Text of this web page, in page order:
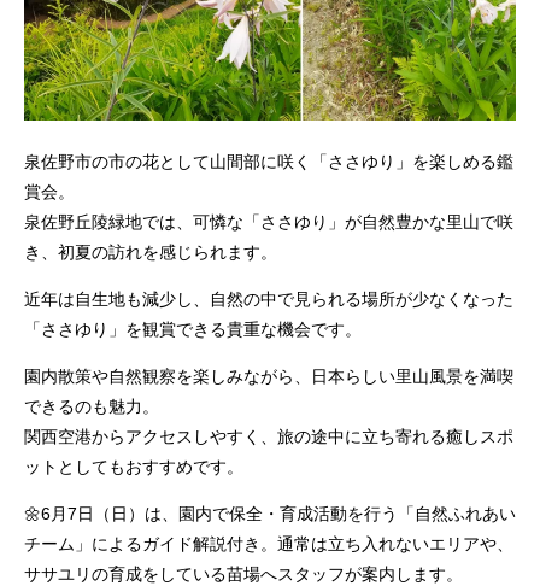
泉佐野市の市の花として山間部に咲く「ささゆり」を楽しめる鑑
賞会。
泉佐野丘陵緑地では、可憐な「ささゆり」が自然豊かな里山で咲
き、初夏の訪れを感じられます。
近年は自生地も減少し、自然の中で見られる場所が少なくなった
「ささゆり」を観賞できる貴重な機会です。
園内散策や自然観察を楽しみながら、日本らしい里山風景を満喫
できるのも魅力。
関西空港からアクセスしやすく、旅の途中に立ち寄れる癒しスポ
ットとしてもおすすめです。
🌼6月7日（日）は、園内で保全・育成活動を行う「自然ふれあい
チーム」によるガイド解説付き。通常は立ち入れないエリアや、
ササユリの育成をしている苗場へスタッフが案内します。